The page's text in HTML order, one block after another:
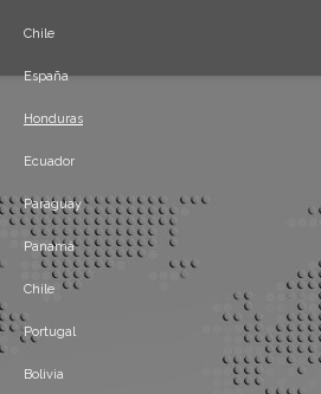
Chile
España
Honduras
Ecuador
Paraguay
Panamá
Chile
Portugal
Bolivia